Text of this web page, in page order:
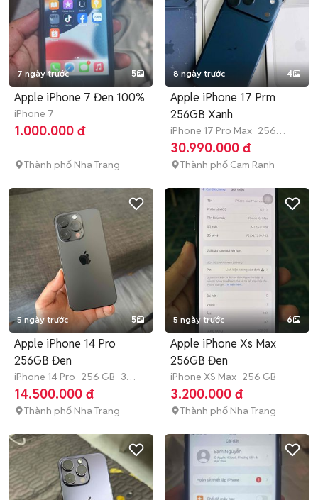
7 ngày trước 5
Apple iPhone 7 Đen 100%
iPhone 7
1.000.000 đ
Thành phố Nha Trang
8 ngày trước 4
Apple iPhone 17 Prm
256GB Xanh
iPhone 17 Pro Max 256
GB Còn bảo hành
30.990.000 đ
Thành phố Cam Ranh
5 ngày trước 5
Apple iPhone 14 Pro
256GB Đen
iPhone 14 Pro 256 GB 3
tháng
14.500.000 đ
Thành phố Nha Trang
5 ngày trước 6
Apple iPhone Xs Max
256GB Đen
iPhone XS Max 256 GB
3.200.000 đ
Thành phố Nha Trang